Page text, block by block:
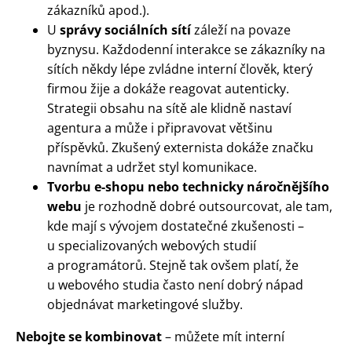
zákazníků apod.).
U správy sociálních sítízáleží na povaze
byznysu. Každodenní interakce se zákazníky na
sítích někdy lépe zvládne interní člověk, který
firmou žije a dokáže reagovat autenticky.
Strategii obsahu na sítě ale klidně nastaví
agentura a může i připravovat většinu
příspěvků. Zkušený externista dokáže značku
navnímat a udržet styl komunikace.
Tvorbu e-shopu nebo technicky náročnějšího
webu je rozhodně dobré outsourcovat, ale tam,
kde mají s vývojem dostatečné zkušenosti –
u specializovaných webových studií
a programátorů. Stejně tak ovšem platí, že
u webového studia často není dobrý nápad
objednávat marketingové služby.
Nebojte se kombinovat– můžete mít interní